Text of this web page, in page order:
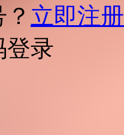
立即注册
登录